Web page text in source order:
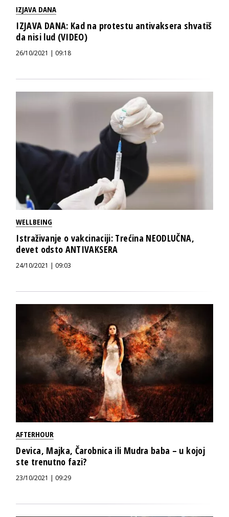
IZJAVA DANA
IZJAVA DANA: Kad na protestu antivaksera shvatiš
da nisi lud (VIDEO)
26/10/2021 | 09:18
WELLBEING
Istraživanje o vakcinaciji: Trećina NEODLUČNA,
devet odsto ANTIVAKSERA
24/10/2021 | 09:03
AFTERHOUR
Devica, Majka, Čarobnica ili Mudra baba – u kojoj
ste trenutno fazi?
23/10/2021 | 09:29